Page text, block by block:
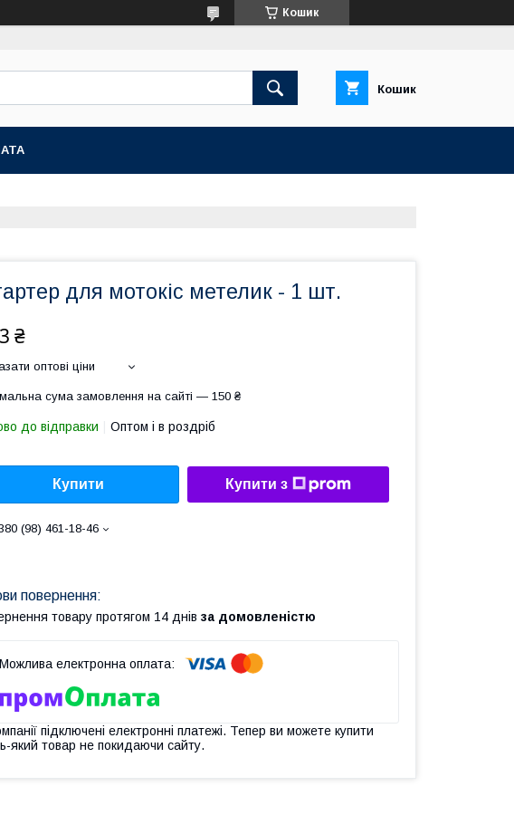
Кошик
Кошик
для мотокіс метелик - 1 шт.
₴
оптові ціни
сума замовлення на сайті — 150 ₴
до відправки Оптом і в роздріб
Купити Купити з
(98) 461-18-46
товару протягом 14 днів за домовленістю
підключені електронні платежі. Тепер ви можете купити
який товар не покидаючи сайту.